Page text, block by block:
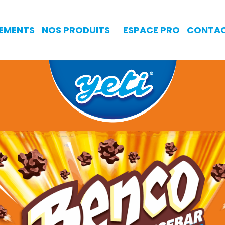
NOS PRODUITS ESPACE PRO